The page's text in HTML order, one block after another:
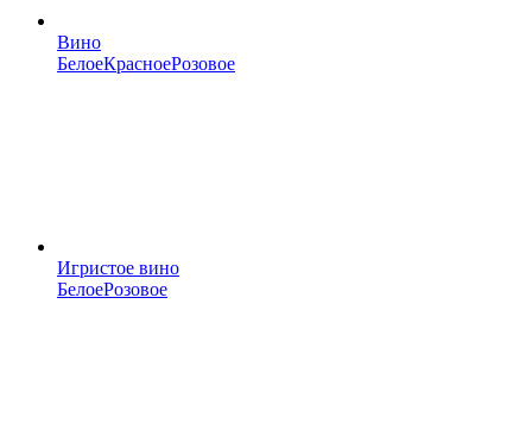
Вино
БелоеКрасноеРозовое
Игристое вино
БелоеРозовое